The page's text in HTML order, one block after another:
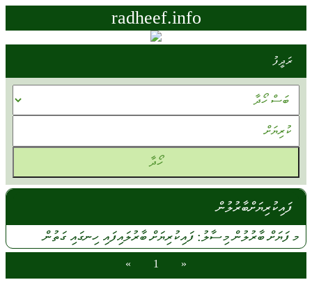
radheef.info
ރަދީފު
ފައިކުރިޔަށްބާރުލުން
މފަޔަށްބާރުލުންމިސާލު:ފައިކުރިޔަށްބާރުލައިފައި ހިނގައިގަތުން
«
1
»